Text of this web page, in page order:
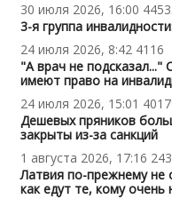
30 июля 2026, 16:00
3-я группа
24 июля 2026, 8:42 4116
"А врач не
имеют право на
24 июля 2026, 15:01 4017
Дешевых пряников
закрыты из-за санкций
1 августа 2026, 17:16
Латвия по-прежнему не
как едут те, кому очень